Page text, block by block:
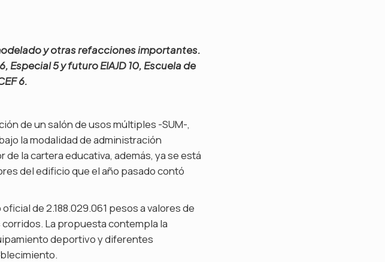
y otras refacciones importantes.
Especial 5 y futuro EIAJD 10, Escuela de
6.
de un salón de usos múltiples -SUM-,
la modalidad de administración
la cartera educativa, además, ya se está
del edificio que el año pasado contó
de 2.188.029.061 pesos a valores de
La propuesta contempla la
deportivo y diferentes